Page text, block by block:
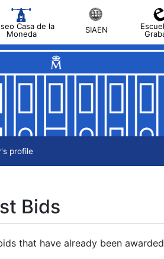
Casa de la
Moneda
SIAEN
profile
Bids
that have already been